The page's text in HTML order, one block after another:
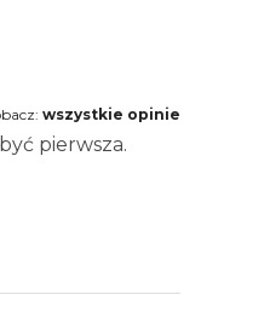
wszystkie opinie
pierwsza.